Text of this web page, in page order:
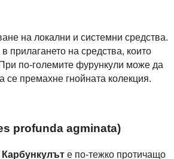
на локални и системни средства.
прилагането на средства, които
по-големите фурункули може да
се премахне гнойната колекция.
profunda agminata)
Карбункулъте по-тежко протичащо